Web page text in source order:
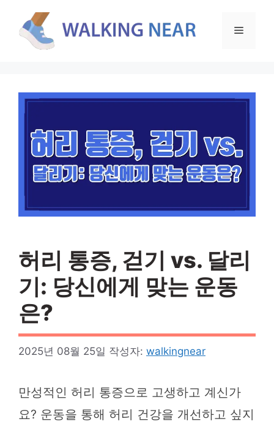
메
허리 통증, 걷기 vs. 달리
기: 당신에게 맞는 운동
은?
2025년 08월 25일 작성자: walkingnear
만성적인 허리 통증으로 고생하고 계신가
요? 운동을 통해 허리 건강을 개선하고 싶지